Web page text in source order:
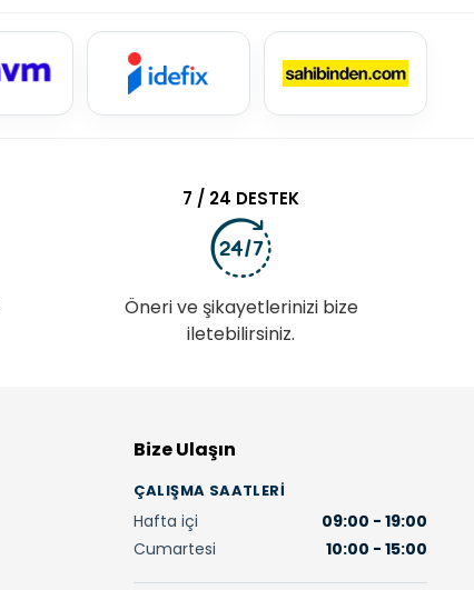
7 / 24 DESTEK
Öneri ve şikayetlerinizi bize
iletebilirsiniz.
Bize Ulaşın
ÇALIŞMA SAATLERI
Hafta içi
09:00 - 19:00
Cumartesi
10:00 - 15:00